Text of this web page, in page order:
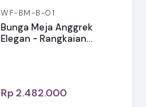
WF-BM-B-01
Bunga Meja Anggrek
Elegan - Rangkaian...
Rp 2.482.000